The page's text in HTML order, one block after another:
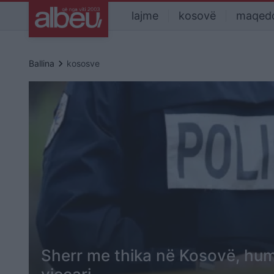
lajme kosovë
Ballina keyboard_arrow_right kososve
Sherr me thika në Kosovë,